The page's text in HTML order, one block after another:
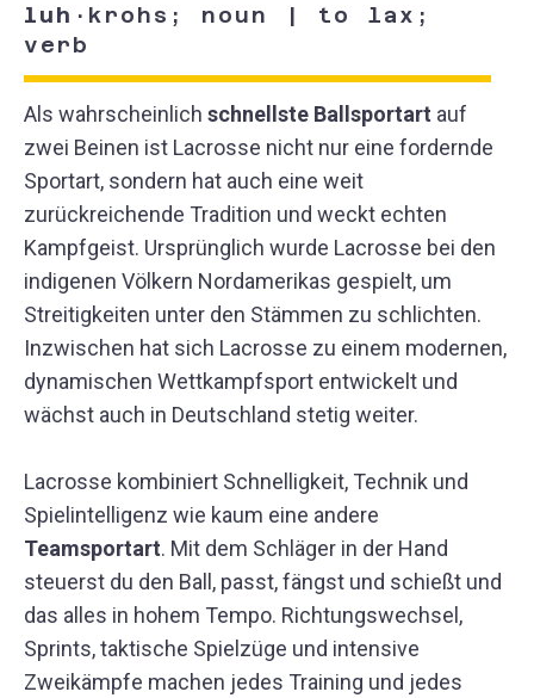
luh ·krohs; noun | to lax;
verb
Als wahrscheinlich schnellste Ballsportart auf
zwei Beinen ist Lacrosse nicht nur eine fordernde
Sportart, sondern hat auch eine weit
zurückreichende Tradition und weckt echten
Kampfgeist. Ursprünglich wurde Lacrosse bei den
indigenen Völkern Nordamerikas gespielt, um
Streitigkeiten unter den Stämmen zu schlichten.
Inzwischen hat sich Lacrosse zu einem modernen,
dynamischen Wettkampfsport entwickelt und
wächst auch in Deutschland stetig weiter.
Lacrosse kombiniert Schnelligkeit, Technik und
Spielintelligenz wie kaum eine andere
Teamsportart. Mit dem Schläger in der Hand
steuerst du den Ball, passt, fängst und schießt und
das alles in hohem Tempo. Richtungswechsel,
Sprints, taktische Spielzüge und intensive
Zweikämpfe machen jedes Training und jedes